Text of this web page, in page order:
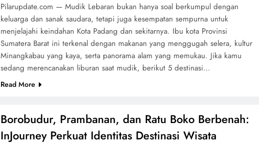
Pilarupdate.com — Mudik Lebaran bukan hanya soal berkumpul dengan
keluarga dan sanak saudara, tetapi juga kesempatan sempurna untuk
menjelajahi keindahan Kota Padang dan sekitarnya. Ibu kota Provinsi
Sumatera Barat ini terkenal dengan makanan yang menggugah selera, kultur
Minangkabau yang kaya, serta panorama alam yang memukau. Jika kamu
sedang merencanakan liburan saat mudik, berikut 5 destinasi…
Read More
Borobudur, Prambanan, dan Ratu Boko Berbenah:
InJourney Perkuat Identitas Destinasi Wisata